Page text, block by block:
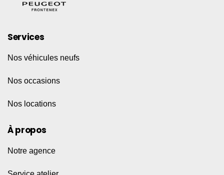
Services
Nos véhicules neufs
Nos occasions
Nos locations
À propos
Notre agence